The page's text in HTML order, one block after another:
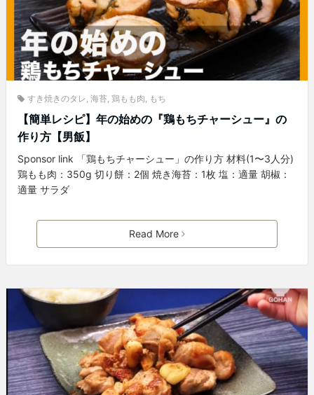
すき焼きのタレ, 海苔, 鶏もも肉, もち
【簡単レシピ】年の始めの『鶏もちチャーシュー』の
作り方【男飯】
Sponsor link 「鶏もちチャーシュー」の作り方 材料(1〜3人分)
鶏もも肉：350g 切り餅：2個 焼き海苔：1枚 塩：適量 胡椒：
適量 サラダ
Read More